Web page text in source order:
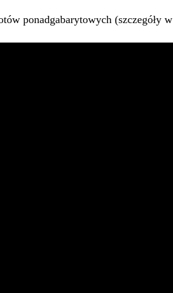
ponadgabarytowych (szczegóły w